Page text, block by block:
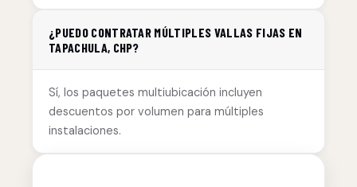
¿PUEDO CONTRATAR MÚLTIPLES VALLAS FIJAS EN
TAPACHULA, CHP?
Sí, los paquetes multiubicación incluyen
descuentos por volumen para múltiples
instalaciones.